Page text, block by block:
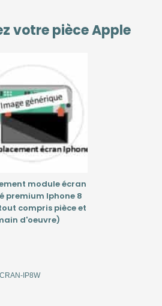
votre pièceApple
module écran
premium Iphone 8
compris pièce et
d'oeuvre)
IP8W